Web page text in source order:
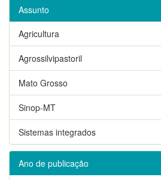
Assunto
Agricultura
Agrossilvipastoril
Mato Grosso
Sinop-MT
Sistemas integrados
Ano de publicação